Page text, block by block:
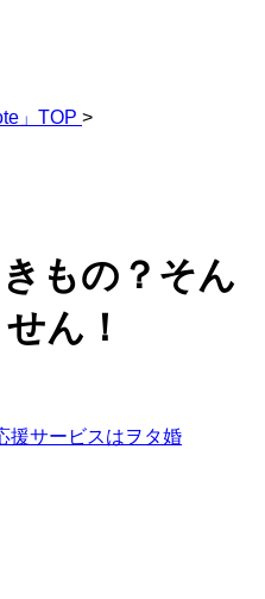
」TOP >
もの？そん
ん！
援サービスはヲタ婚